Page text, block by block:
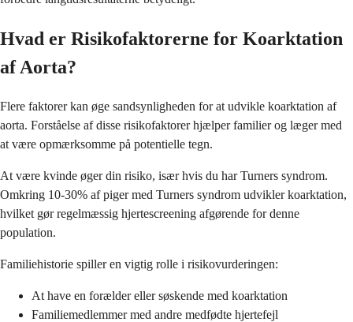
Hvad er Risikofaktorerne for Koarktation
af Aorta?
Flere faktorer kan øge sandsynligheden for at udvikle koarktation af
aorta. Forståelse af disse risikofaktorer hjælper familier og læger med
at være opmærksomme på potentielle tegn.
At være kvinde øger din risiko, især hvis du har Turners syndrom.
Omkring 10-30% af piger med Turners syndrom udvikler koarktation,
hvilket gør regelmæssig hjertescreening afgørende for denne
population.
Familiehistorie spiller en vigtig rolle i risikovurderingen:
At have en forælder eller søskende med koarktation
Familiemedlemmer med andre medfødte hjertefejl